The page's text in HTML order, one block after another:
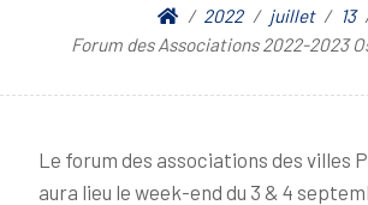
2022
juillet
13
Forum des Associations 2022-2023
Le forum des associations des villes
aura lieu le week-end du 3 & 4